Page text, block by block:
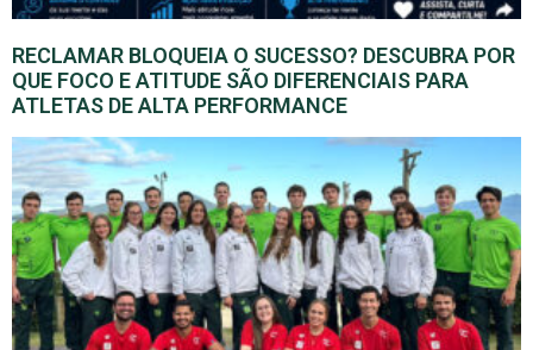
RECLAMAR BLOQUEIA O SUCESSO? DESCUBRA POR
QUE FOCO E ATITUDE SÃO DIFERENCIAIS PARA
ATLETAS DE ALTA PERFORMANCE